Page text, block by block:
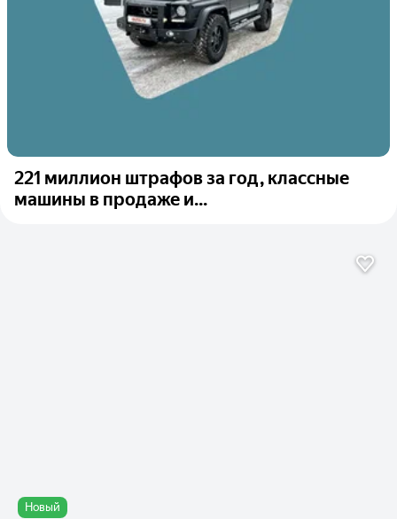
221 миллион штрафов за год, классные
машины в продаже и...
Новый